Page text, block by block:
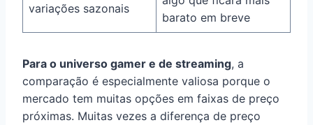
variações sazonais
barato em breve
Para o universo gamer e de streaming, a
comparação é especialmente valiosa porque o
mercado tem muitas opções em faixas de preço
próximas. Muitas vezes a diferença de preço